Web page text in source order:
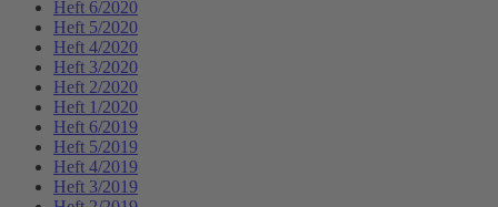
Heft 6/2020
Heft 5/2020
Heft 4/2020
Heft 3/2020
Heft 2/2020
Heft 1/2020
Heft 6/2019
Heft 5/2019
Heft 4/2019
Heft 3/2019